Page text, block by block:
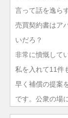
言って話を逸らす
売買契約書はア
いだろ？
非常に憤慨して
私を入れて11件
早く補償の提案
です。公衆の場